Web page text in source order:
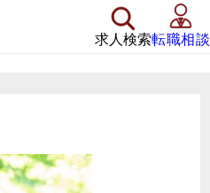
求人検索転職相談